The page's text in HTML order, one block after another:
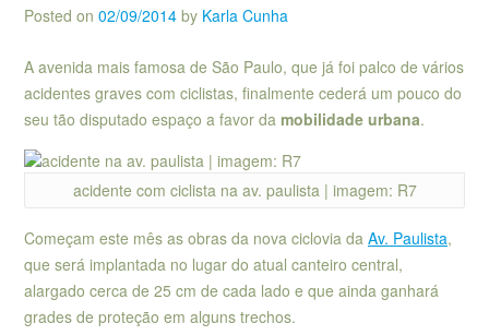
Posted on 02/09/2014 by Karla Cunha
A avenida mais famosa de São Paulo, que já foi palco de vários
acidentes graves com ciclistas, finalmente cederá um pouco do
seu tão disputado espaço a favor da mobilidade urbana.
acidente com ciclista na av. paulista | imagem: R7
Começam este mês as obras da nova ciclovia da Av. Paulista,
que será implantada no lugar do atual canteiro central,
alargado cerca de 25 cm de cada lado e que ainda ganhará
grades de proteção em alguns trechos.